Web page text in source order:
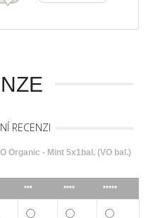
RECENZI
Organic - Mint 5x1bal. (VO bal.)
*** **** *****